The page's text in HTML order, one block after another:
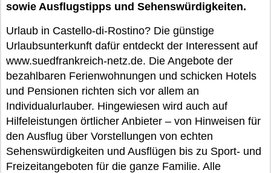
sowie Ausflugstipps und Sehenswürdigkeiten.
Urlaub in Castello-di-Rostino? Die günstige
Urlaubsunterkunft dafür entdeckt der Interessent auf
www.suedfrankreich-netz.de. Die Angebote der
bezahlbaren Ferienwohnungen und schicken Hotels
und Pensionen richten sich vor allem an
Individualurlauber. Hingewiesen wird auch auf
Hilfeleistungen örtlicher Anbieter – von Hinweisen für
den Ausflug über Vorstellungen von echten
Sehenswürdigkeiten und Ausflügen bis zu Sport- und
Freizeitangeboten für die ganze Familie. Alle